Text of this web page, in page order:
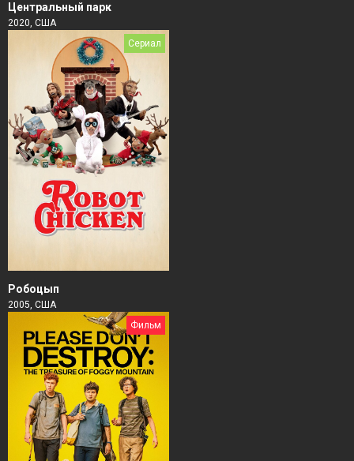
Центральный парк
2020, США
Сериал
Робоцып
2005, США
Фильм